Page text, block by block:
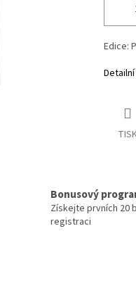
Edice:
Bonusový
Získejte prvních 20
registraci